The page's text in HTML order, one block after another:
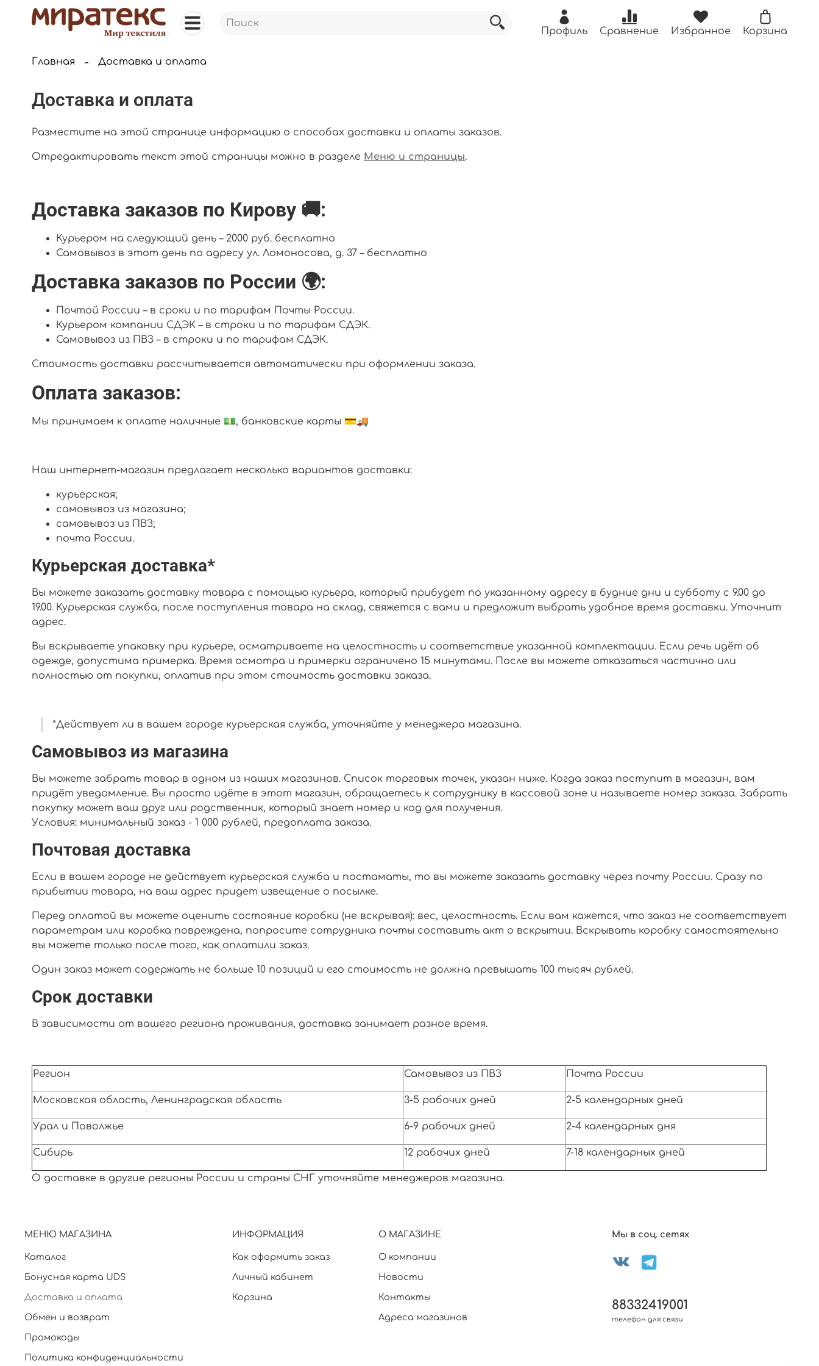
Профиль Сравнение Избранное Корзина
Главная Доставка и оплата
Доставка и оплата
Разместите на этой странице информацию о способах доставки и оплаты заказов.
Отредактировать текст этой страницы можно в разделе Меню и страницы.
Доставка заказов по Кирову 🚚:
Курьером на следующий день – 2000 руб. бесплатно
Самовывоз в этот день по адресу ул. Ломоносова, д. 37 – бесплатно
Доставка заказов по России 🌍:
Почтой России – в сроки и по тарифам Почты России.
Курьером компании СДЭК – в строки и по тарифам СДЭК.
Самовывоз из ПВЗ – в строки и по тарифам СДЭК.
Стоимость доставки рассчитывается автоматически при оформлении заказа.
Оплата заказов:
Мы принимаем к оплате наличные 💵, банковские карты 💳🚚
Наш интернет-магазин предлагает несколько вариантов доставки:
курьерская;
самовывоз из магазина;
самовывоз из ПВЗ;
почта России.
Курьерская доставка*
Вы можете заказать доставку товара с помощью курьера, который прибудет по указанному адресу в будние дни и субботу с 9.00 до
19.00. Курьерская служба, после поступления товара на склад, свяжется с вами и предложит выбрать удобное время доставки. Уточнит
адрес.
Вы вскрываете упаковку при курьере, осматриваете на целостность и соответствие указанной комплектации. Если речь идёт об
одежде, допустима примерка. Время осмотра и примерки ограничено 15 минутами. После вы можете отказаться частично или
полностью от покупки, оплатив при этом стоимость доставки заказа.
*Действует ли в вашем городе курьерская служба, уточняйте у менеджера магазина.
Самовывоз из магазина
Вы можете забрать товар в одном из наших магазинов. Список торговых точек, указан ниже. Когда заказ поступит в магазин, вам
придёт уведомление. Вы просто идёте в этот магазин, обращаетесь к сотруднику в кассовой зоне и называете номер заказа. Забрать
покупку может ваш друг или родственник, который знает номер и код для получения.
Условия: минимальный заказ - 1 000 рублей, предоплата заказа.
Почтовая доставка
Если в вашем городе не действует курьерская служба и постаматы, то вы можете заказать доставку через почту России. Сразу по
прибытии товара, на ваш адрес придет извещение о посылке.
Перед оплатой вы можете оценить состояние коробки (не вскрывая): вес, целостность. Если вам кажется, что заказ не соответствует
параметрам или коробка повреждена, попросите сотрудника почты составить акт о вскрытии. Вскрывать коробку самостоятельно
вы можете только после того, как оплатили заказ.
Один заказ может содержать не больше 10 позиций и его стоимость не должна превышать 100 тысяч рублей.
Срок доставки
В зависимости от вашего региона проживания, доставка занимает разное время.
Регион Самовывоз из ПВЗ Почта России
Московская область, Ленинградская область 3-5 рабочих дней 2-5 календарных дней
Урал и Поволжье 6-9 рабочих дней 2-4 календарных дня
Сибирь 12 рабочих дней 7-18 календарных дней
О доставке в другие регионы России и страны СНГ уточняйте менеджеров магазина.
МЕНЮ МАГАЗИНА
Каталог
Бонусная карта UDS
Доставка и оплата
Обмен и возврат
Промокоды
Политика конфиденциальности
ИНФОРМАЦИЯ
Как оформить заказ
Личный кабинет
Корзина
О МАГАЗИНЕ
О компании
Новости
Контакты
Адреса магазинов
Мы в соц. сетях
88332419001
телефон для связи